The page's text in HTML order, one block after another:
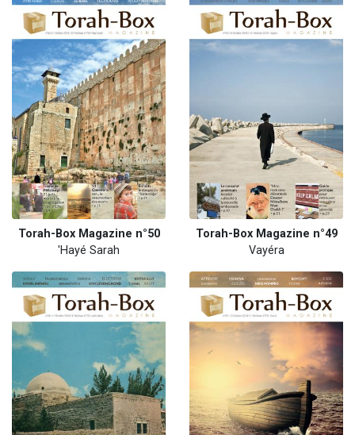
Torah-Box Magazine n°50
'Hayé Sarah
Torah-Box Magazine n°49
Vayéra